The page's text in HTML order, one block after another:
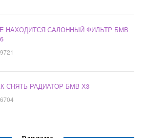
НАХОДИТСЯ САЛОННЫЙ ФИЛЬТР БМВ
9721
СНЯТЬ РАДИАТОР БМВ Х3
6704